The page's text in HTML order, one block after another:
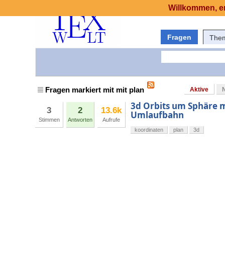
Fragen
Fragen markiert mit mit plan Aktive
3
Stimmen
2
Antworten
13.6k
Aufrufe
3d Orbits um Sphäre
Umlaufbahn
koordinaten plan 3d
Willkommen,